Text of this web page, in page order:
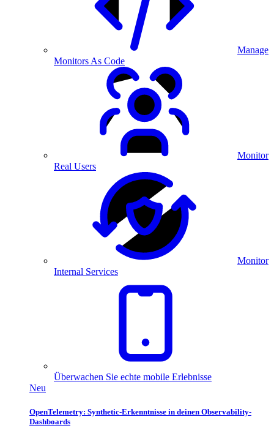
Manage
Monitors As Code
Monitor
Real Users
Monitor
Internal Services
Überwachen Sie echte mobile Erlebnisse
Neu
OpenTelemetry: Synthetic-Erkenntnisse in deinen Observability-
Dashboards